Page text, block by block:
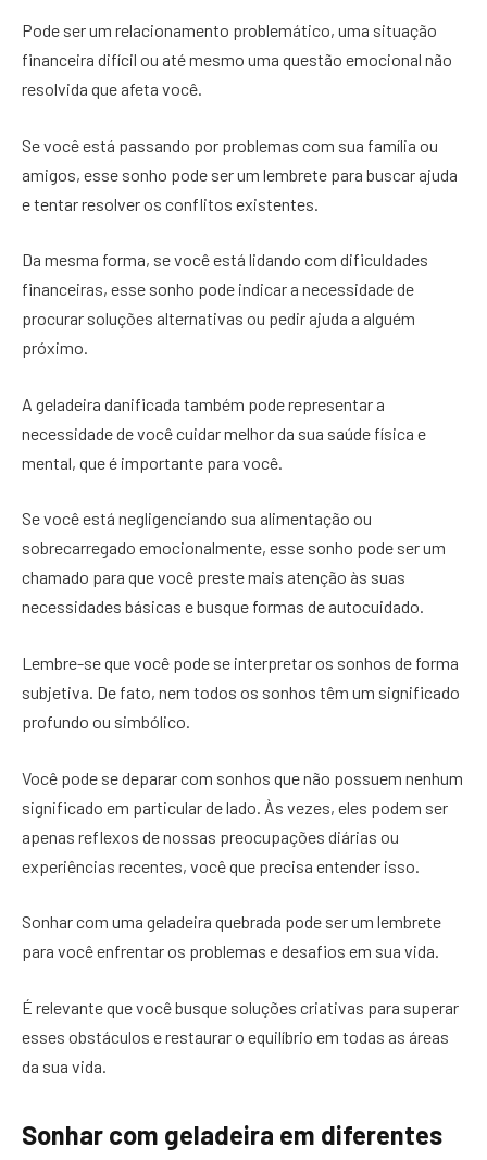
Pode ser um relacionamento problemático, uma situação
financeira difícil ou até mesmo uma questão emocional não
resolvida que afeta você.
Se você está passando por problemas com sua família ou
amigos, esse sonho pode ser um lembrete para buscar ajuda
e tentar resolver os conflitos existentes.
Da mesma forma, se você está lidando com dificuldades
financeiras, esse sonho pode indicar a necessidade de
procurar soluções alternativas ou pedir ajuda a alguém
próximo.
A geladeira danificada também pode representar a
necessidade de você cuidar melhor da sua saúde física e
mental, que é importante para você.
Se você está negligenciando sua alimentação ou
sobrecarregado emocionalmente, esse sonho pode ser um
chamado para que você preste mais atenção às suas
necessidades básicas e busque formas de autocuidado.
Lembre-se que você pode se interpretar os sonhos de forma
subjetiva. De fato, nem todos os sonhos têm um significado
profundo ou simbólico.
Você pode se deparar com sonhos que não possuem nenhum
significado em particular de lado. Às vezes, eles podem ser
apenas reflexos de nossas preocupações diárias ou
experiências recentes, você que precisa entender isso.
Sonhar com uma geladeira quebrada pode ser um lembrete
para você enfrentar os problemas e desafios em sua vida.
É relevante que você busque soluções criativas para superar
esses obstáculos e restaurar o equilíbrio em todas as áreas
da sua vida.
Sonhar com geladeira em diferentes